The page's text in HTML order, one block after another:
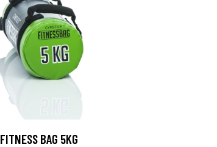
FITNESS BAG 5KG